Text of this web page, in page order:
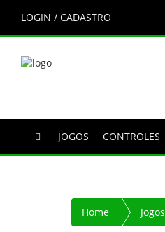
LOGIN / CADASTRO
JOGOS CONTROLES
Home Jogos